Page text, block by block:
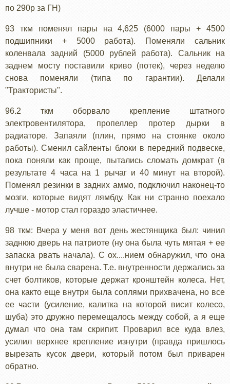
по 290р за ГН)
93 ткм поменял пары на 4,625 (6000 пары + 4500
подшипники + 5000 работа). Поменяли сальник
коленвала задний (5000 рублей работа). Сальник на
заднем мосту поставили криво (потек), через неделю
снова поменяли (типа по гарантии). Делали
"Трактористы".
96.2 ткм оборвало крепление штатного
электровентилятора, пропеллер протер дырки в
радиаторе. Запаяли (плин, прямо на стоянке около
работы). Сменил сайленты блоки в передний подвеске,
пока поняли как проще, пытались сломать домкрат (в
результате 4 часа на 1 рычаг и 40 минут на второй).
Поменял резинки в задних аммо, подключил наконец-то
мозги, которые видят лямбду. Как ни странно поехало
лучше - мотор стал гораздо эластичнее.
98 ткм: Вчера у меня вот день жестянщика был: чинил
заднюю дверь на патриоте (ну она была чуть мятая + ее
запаска рвать начала). С ох....нием обнаружил, что она
внутри не была сварена. Т.е. внутренности держались за
счет болтиков, которые держат кронштейн колеса. Нет,
она както еще внутри была соплями прихвачена, но все
ее части (усиление, калитка на которой висит колесо,
шуба) это дружно перемещалось между собой, а я еще
думал что она там скрипит. Проварил все куда влез,
усилил верхнее крепление изнутри (правда пришлось
вырезать кусок двери, который потом был приварен
обратно.